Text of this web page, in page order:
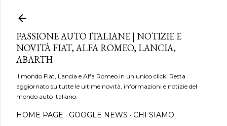
PASSIONE AUTO ITALIANE | NOTIZIE E
NOVITÀ FIAT, ALFA ROMEO, LANCIA,
ABARTH
Il mondo Fiat, Lancia e Alfa Romeo in un unico click. Resta
aggiornato su tutte le ultime novità, informazioni e notizie del
mondo auto italiano.
HOME PAGE GOOGLE NEWS CHI SIAMO